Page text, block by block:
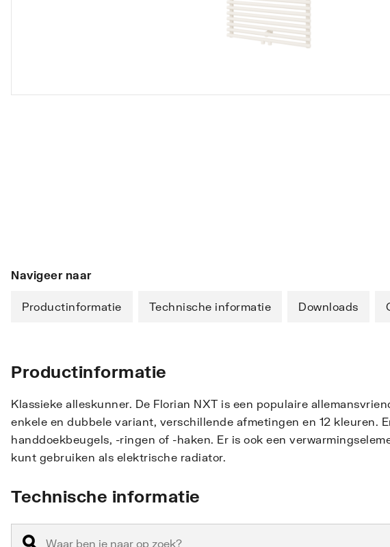
Navigeer naar
Productinformatie Technische informatie Downloads
Productinformatie
Klassieke alleskunner. De Florian NXT is een populaire
enkele en dubbele variant, verschillende afmetingen en 12 kleuren.
handdoekbeugels, -ringen of -haken. Er is ook een
kunt gebruiken als elektrische radiator.
Technische informatie